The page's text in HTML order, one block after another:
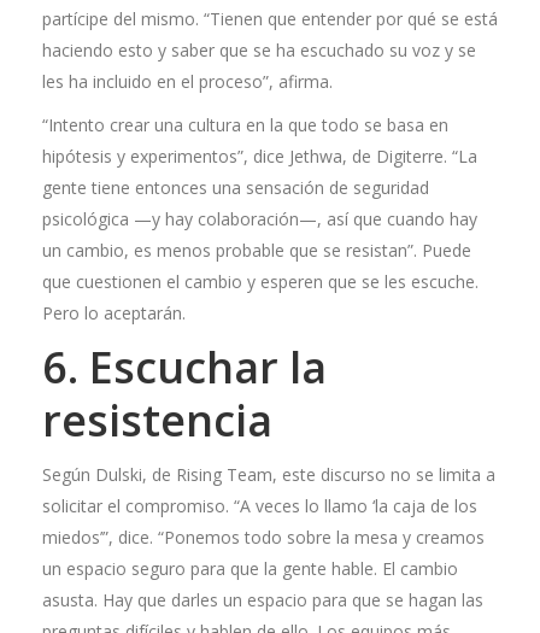
partícipe del mismo. “Tienen que entender por qué se está
haciendo esto y saber que se ha escuchado su voz y se
les ha incluido en el proceso”, afirma.
“Intento crear una cultura en la que todo se basa en
hipótesis y experimentos”, dice Jethwa, de Digiterre. “La
gente tiene entonces una sensación de seguridad
psicológica —y hay colaboración—, así que cuando hay
un cambio, es menos probable que se resistan”. Puede
que cuestionen el cambio y esperen que se les escuche.
Pero lo aceptarán.
6. Escuchar la
resistencia
Según Dulski, de Rising Team, este discurso no se limita a
solicitar el compromiso. “A veces lo llamo ‘la caja de los
miedos’”, dice. “Ponemos todo sobre la mesa y creamos
un espacio seguro para que la gente hable. El cambio
asusta. Hay que darles un espacio para que se hagan las